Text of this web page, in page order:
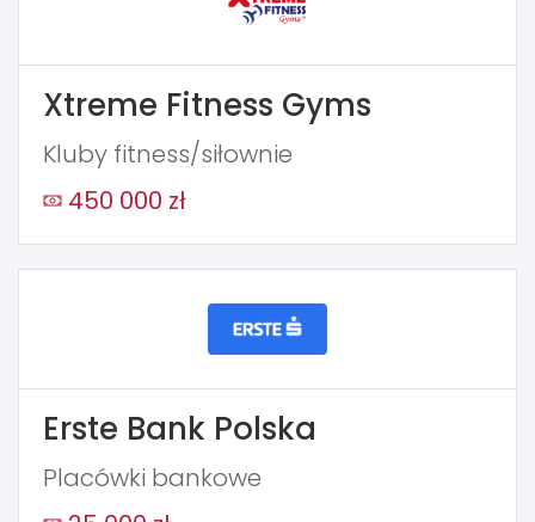
Xtreme Fitness Gyms
Kluby fitness/siłownie
450 000 zł
Erste Bank Polska
Placówki bankowe